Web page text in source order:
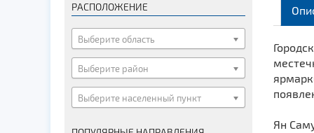
Памятники археологии
Памятники геодезии
Памятники природы
Памятники известным людям
Церкви
РАСПОЛОЖЕНИЕ
Выберите область
Выберите район
Выберите населенный пункт
Ян